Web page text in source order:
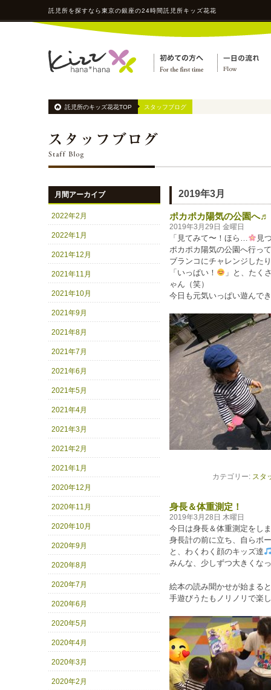
託児所を探すなら東京の銀座の24時間託児所キッズ花花
託児所のキッズ花花TOP スタッフブログ
月間アーカイブ
2022年2月
2022年1月
2021年12月
2021年11月
2021年10月
2021年9月
2021年8月
2021年7月
2021年6月
2021年5月
2021年4月
2021年3月
2021年2月
2021年1月
2020年12月
2020年11月
2020年10月
2020年9月
2020年8月
2020年7月
2020年6月
2020年5月
2020年4月
2020年3月
2020年2月
2019年3月
ポカポカ陽気の公園へ♬
2019年3月29日 金曜日
「見てみて〜！ほら…
見
ポカポカ陽気の公園へ行っ
ブランコにチャレンジした
「いっぱい！
」と、たく
ゃん（笑）
今日も元気いっぱい遊んで
カテゴリー: スタ
身長＆体重測定！
2019年3月28日 木曜日
今日は身長＆体重測定をし
身長計の前に立ち、自らボ
と、わくわく顔のキッズ達
みんな、少しずつ大きくな
絵本の読み聞かせが始まる
手遊びうたもノリノリで楽